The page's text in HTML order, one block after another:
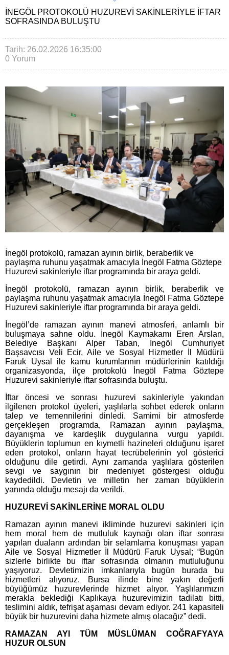
İNEGÖL PROTOKOLÜ HUZUREVI SAKINLERIYLE İFTAR
SOFRASINDA BULUŞTU
Tarih: 26.02.2026 16:35:00
0 Yorum
İnegöl protokolü, ramazan ayının birlik, beraberlik ve
paylaşma ruhunu yaşatmak amacıyla İnegöl Fatma Göztepe
Huzurevi sakinleriyle iftar programında bir araya geldi.
İnegöl protokolü, ramazan ayının birlik, beraberlik ve
paylaşma ruhunu yaşatmak amacıyla İnegöl Fatma Göztepe
Huzurevi sakinleriyle iftar programında bir araya geldi.
İnegöl’de ramazan ayının manevi atmosferi, anlamlı bir
buluşmaya sahne oldu. İnegöl Kaymakamı Eren Arslan,
Belediye Başkanı Alper Taban, İnegöl Cumhuriyet
Başsavcısı Veli Ecir, Aile ve Sosyal Hizmetler İl Müdürü
Faruk Uysal ile kamu kurumlarının müdürlerinin katıldığı
organizasyonda, ilçe protokolü İnegöl Fatma Göztepe
Huzurevi sakinleriyle iftar sofrasında buluştu.
İftar öncesi ve sonrası huzurevi sakinleriyle yakından
ilgilenen protokol üyeleri, yaşlılarla sohbet ederek onların
talep ve temennilerini dinledi. Samimi bir atmosferde
gerçekleşen programda, Ramazan ayının paylaşma,
dayanışma ve kardeşlik duygularına vurgu yapıldı.
Büyüklerin toplumun en kıymetli hazineleri olduğunu işaret
eden protokol, onların hayat tecrübelerinin yol gösterici
olduğunu dile getirdi. Aynı zamanda yaşlılara gösterilen
sevgi ve saygının bir medeniyet göstergesi olduğu
kaydedildi. Devletin ve milletin her zaman büyüklerin
yanında olduğu mesajı da verildi.
HUZUREVİ SAKİNLERİNE MORAL OLDU
Ramazan ayının manevi ikliminde huzurevi sakinleri için
hem moral hem de mutluluk kaynağı olan iftar sonrası
yapılan duaların ardından bir selamlama konuşması yapan
Aile ve Sosyal Hizmetler İl Müdürü Faruk Uysal; “Bugün
sizlerle birlikte bu iftar sofrasında olmanın mutluluğunu
yaşıyoruz. Devletimizin imkanlarıyla bugün burada bu
hizmetleri alıyoruz. Bursa ilinde bine yakın değerli
büyüğümüz huzurevlerinde hizmet alıyor. Yaşlılarımızın
merakla beklediği Kaplıkaya huzurevimizin tadilatı bitti,
teslimini aldık, tefrişat aşaması devam ediyor. 241 kapasiteli
büyük bir huzurevini daha hizmete almış olacağız” dedi.
RAMAZAN AYI TÜM MÜSLÜMAN COĞRAFYAYA
HUZUR OLSUN